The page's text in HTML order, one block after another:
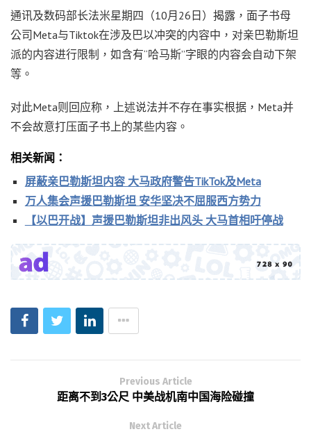
通讯及数码部长法米星期四（10月26日）揭露，面子书母
公司Meta与Tiktok在涉及巴以冲突的内容中，对亲巴勒斯坦
派的内容进行限制，如含有“哈马斯”字眼的内容会自动下架
等。
对此Meta则回应称，上述说法并不存在事实根据，Meta并
不会故意打压面子书上的某些内容。
相关新闻：
屏蔽亲巴勒斯坦内容 大马政府警告TikTok及Meta
万人集会声援巴勒斯坦 安华坚决不屈服西方势力
【以巴开战】声援巴勒斯坦非出风头 大马首相吁停战
Previous Article
距离不到3公尺 中美战机南中国海险碰撞
Next Article